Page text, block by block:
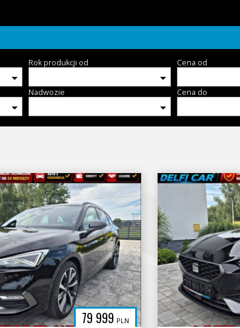
Rok produkcji od Cena od
Nadwozie Cena do
79 999 PLN